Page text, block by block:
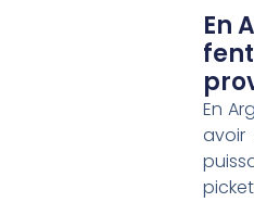
En
En
avoir